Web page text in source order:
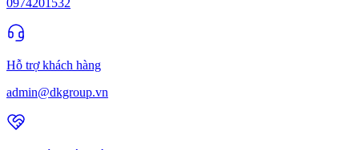
Hỗ trợ khách hàng
admin@dkgroup.vn